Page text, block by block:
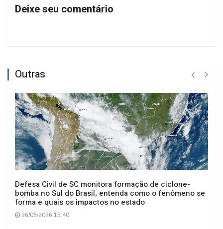
Deixe seu comentário
Outras
Defesa Civil de SC monitora formação de ciclone-
bomba no Sul do Brasil; entenda como o fenômeno se
forma e quais os impactos no estado
26/06/2026 15:40